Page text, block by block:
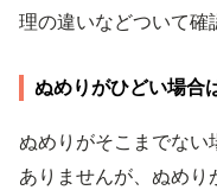
理の違いなどついて確
ぬめりがひどい場合
ぬめりがそこまでない
ありませんが、ぬめ